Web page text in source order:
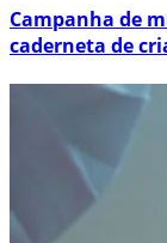
Campanha de
caderneta de